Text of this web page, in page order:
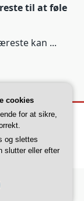
til at føle
kan ...
By
39
cookies
for at sikre,
og slettes
slutter eller efter